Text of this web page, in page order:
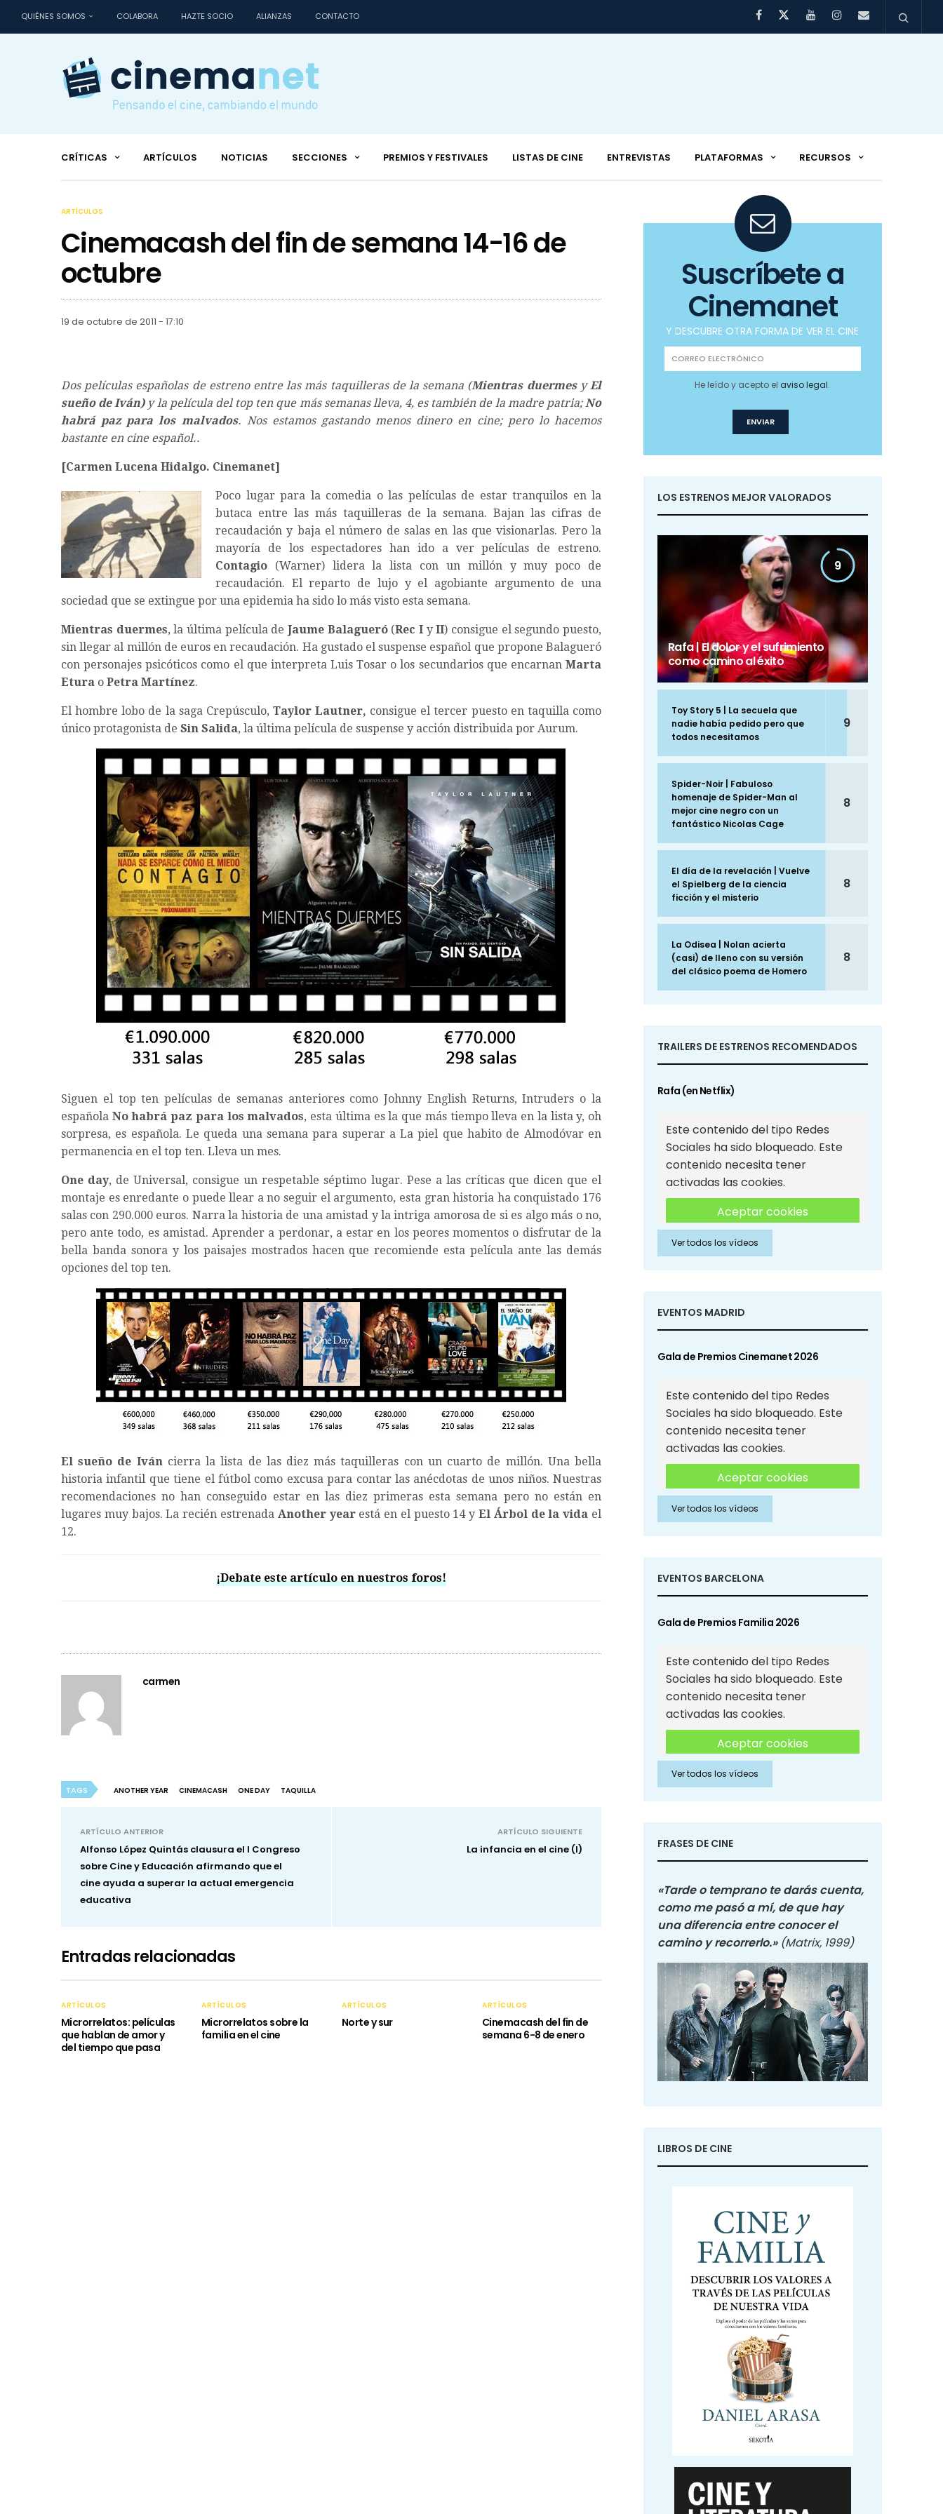
QUIÉNES SOMOS COLABORA HAZTE SOCIO ALIANZAS CONTACTO
CRÍTICAS ARTÍCULOS NOTICIAS SECCIONES PREMIOS Y FESTIVALES LISTAS DE CINE ENTREVISTAS PLATAFORMAS RECURSOS
ARTÍCULOS
Cinemacash del fin de semana 14-16 de
octubre
19 de octubre de 2011 - 17:10
Dos películas españolas de estreno entre las más taquilleras de la semana (Mientras duermes yEl
sueño de Iván) y la película del top ten que más semanas lleva, 4, es también de la madre patria;No
habrá paz para los malvados. Nos estamos gastando menos dinero en cine; pero lo hacemos
bastante en cine español..
[Carmen Lucena Hidalgo. Cinemanet]
Poco lugar para la comedia o las películas de estar tranquilos en la
butaca entre las más taquilleras de la semana. Bajan las cifras de
recaudación y baja el número de salas en las que visionarlas. Pero la
mayoría de los espectadores han ido a ver películas de estreno.
Contagio (Warner) lidera la lista con un millón y muy poco de
recaudación. El reparto de lujo y el agobiante argumento de una
sociedad que se extingue por una epidemia ha sido lo más visto esta semana.
Mientras duermes, la última película deJaume Balagueró(Rec I yII) consigue el segundo puesto,
sin llegar al millón de euros en recaudación. Ha gustado el suspense español que propone Balagueró
con personajes psicóticos como el que interpreta Luis Tosar o los secundarios que encarnan Marta
Etura o Petra Martínez.
El hombre lobo de la saga Crepúsculo, Taylor Lautner, consigue el tercer puesto en taquilla como
único protagonista de Sin Salida, la última película de suspense y acción distribuida por Aurum.
Siguen el top ten películas de semanas anteriores como Johnny English Returns, Intruders o la
española No habrá paz para los malvados, esta última es la que más tiempo lleva en la lista y, oh
sorpresa, es española. Le queda una semana para superar a La piel que habito de Almodóvar en
permanencia en el top ten. Lleva un mes.
One day, de Universal, consigue un respetable séptimo lugar. Pese a las críticas que dicen que el
montaje es enredante o puede llear a no seguir el argumento, esta gran historia ha conquistado 176
salas con 290.000 euros. Narra la historia de una amistad y la intriga amorosa de si es algo más o no,
pero ante todo, es amistad. Aprender a perdonar, a estar en los peores momentos o disfrutar de la
bella banda sonora y los paisajes mostrados hacen que recomiende esta película ante las demás
opciones del top ten.
El sueño de Iváncierra la lista de las diez más taquilleras con un cuarto de millón. Una bella
historia infantil que tiene el fútbol como excusa para contar las anécdotas de unos niños. Nuestras
recomendaciones no han conseguido estar en las diez primeras esta semana pero no están en
lugares muy bajos. La recién estrenada Another yearestá en el puesto 14 yEl Árbol de la vida el
12.
¡Debate este artículo en nuestros foros!
carmen
TAGS ANOTHER YEAR CINEMACASH ONE DAY TAQUILLA
ARTÍCULO ANTERIOR
Alfonso López Quintás clausura el I Congreso
sobre Cine y Educación afirmando que el
cine ayuda a superar la actual emergencia
educativa
ARTÍCULO SIGUIENTE
La infancia en el cine (I)
Entradas relacionadas
ARTÍCULOS
Microrrelatos: películas
que hablan de amor y
del tiempo que pasa
ARTÍCULOS
Microrrelatos sobre la
familia en el cine
ARTÍCULOS
Norte y sur
ARTÍCULOS
Cinemacash del fin de
semana 6-8 de enero
Suscríbete a
Cinemanet
Y DESCUBRE OTRA FORMA DE VER EL CINE
He leído y acepto elaviso legal.
LOS ESTRENOS MEJOR VALORADOS
9
Rafa | El dolor y el sufrimiento
como camino al éxito
Toy Story 5 | La secuela que
nadie había pedido pero que
todos necesitamos
9
Spider-Noir | Fabuloso
homenaje de Spider-Man al
mejor cine negro con un
fantástico Nicolas Cage
8
El día de la revelación | Vuelve
el Spielberg de la ciencia
ficción y el misterio
8
La Odisea | Nolan acierta
(casi) de lleno con su versión
del clásico poema de Homero
8
TRAILERS DE ESTRENOS RECOMENDADOS
Rafa (en Netflix)
Este contenido del tipo Redes
Sociales ha sido bloqueado. Este
contenido necesita tener
activadas las cookies.
Aceptar cookies
Aceptar cookies de Redes
Sociales
Ver todos los vídeos
EVENTOS MADRID
Gala de Premios Cinemanet 2026
Este contenido del tipo Redes
Sociales ha sido bloqueado. Este
contenido necesita tener
activadas las cookies.
Aceptar cookies
Aceptar cookies de Redes
Sociales
Ver todos los vídeos
EVENTOS BARCELONA
Gala de Premios Familia 2026
Este contenido del tipo Redes
Sociales ha sido bloqueado. Este
contenido necesita tener
activadas las cookies.
Aceptar cookies
Aceptar cookies de Redes
Sociales
Ver todos los vídeos
FRASES DE CINE
«Tarde o temprano te darás cuenta,
como me pasó a mí, de que hay
una diferencia entre conocer el
camino y recorrerlo.» (Matrix, 1999)
LIBROS DE CINE